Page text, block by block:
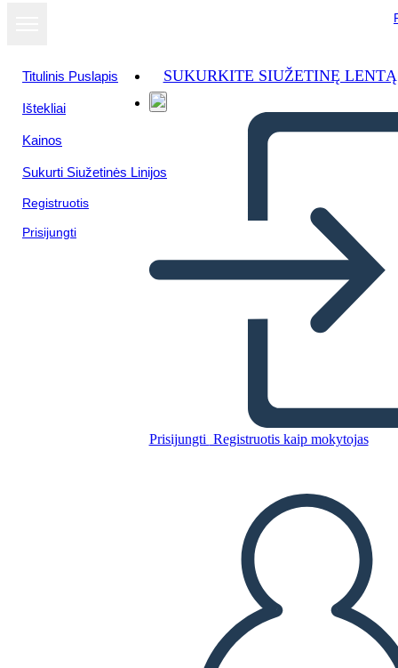
Titulinis Puslapis
Ištekliai
Kainos
Sukurti Siužetinės Linijos
Registruotis
Prisijungti
SUKURKITE SIUŽETINĘ LENTĄ
Prisijungti Registruotis kaip mokytojas
מכתב מכלא בירמינגהם -
אלמנטים ספרותיים
Nukopijuokite šią siužetinę lentą
SUKURTI SIUŽETINĘ LENTĄ
PALEISTI SKAIDRIŲ DEMONSTRACIJĄ
SKAITYK MAN